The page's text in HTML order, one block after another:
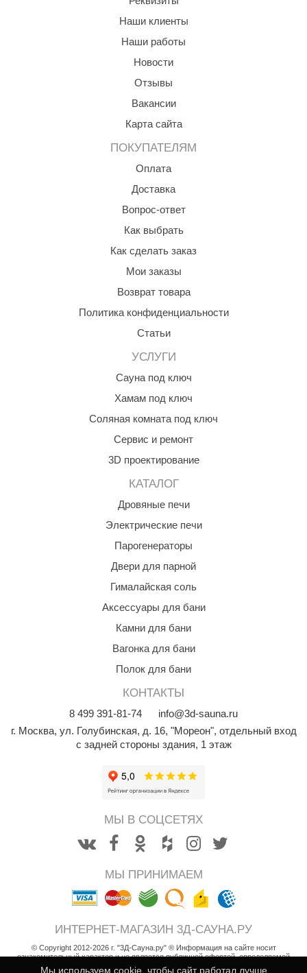
Наши клиенты
Наши работы
Новости
Отзывы
Вакансии
Карта сайта
ПОКУПАТЕЛЯМ
Оплата
Доставка
Вопрос-ответ
Как выбрать
Как сделать заказ
Мои заказы
Возврат товара
Политика конфиденциальности
Статьи
УСЛУГИ
Сауна под ключ
Хамам под ключ
Соляная комната под ключ
Сервис и ремонт
3D проектирование
КАТАЛОГ
Дровяные печи
Электрические печи
Парогенераторы
Двери для парной
Гималайская соль
Аксессуары для бани
Камни для бани
Вагонка для бани
Полок для бани
КОНТАКТЫ
8 499 391-81-74
info@3d-sauna.ru
г. Москва, ул. Голубинская, д. 16, "Мореон", отдельный вход
с задней стороны здания, 1 этаж
МЫ В СОЦСЕТЯХ
МЫ ПРИНИМАЕМ
ИНТЕРНЕТ-МАГАЗИН 3Д-САУНА.РУ
© Copyright 2012-2026 г. "3Д-Сауна.ру" ® Информация на сайте носит
ознакомительный характер и не является публичной офертой, определяемой
положениями статьи 437 Гражданского кодекса РФ
Мы используем cookie, чтобы сайт работал лучше